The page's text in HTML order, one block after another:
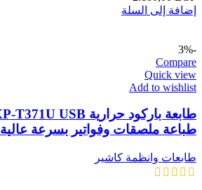
إضافة إلى السلة
-3%
Compare
Quick view
Add to wishlist
طباعة ملصقات وفواتير بسرعة عالية
طابعات وانظمة كاشير